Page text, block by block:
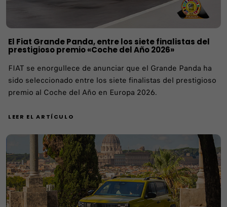
El Fiat Grande Panda, entre los siete finalistas del
prestigioso premio «Coche del Año 2026»
FIAT se enorgullece de anunciar que el Grande Panda ha
sido seleccionado entre los siete finalistas del prestigioso
premio al Coche del Año en Europa 2026.
LEER EL ARTÍCULO